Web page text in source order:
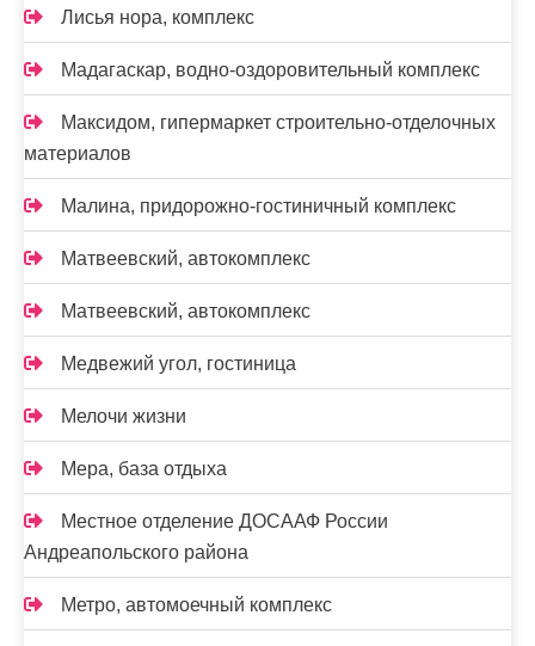
Лисья нора, комплекс
Мадагаскар, водно-оздоровительный комплекс
Максидом, гипермаркет строительно-отделочных
материалов
Малина, придорожно-гостиничный комплекс
Матвеевский, автокомплекс
Матвеевский, автокомплекс
Медвежий угол, гостиница
Мелочи жизни
Мера, база отдыха
Местное отделение ДОСААФ России
Андреапольского района
Метро, автомоечный комплекс